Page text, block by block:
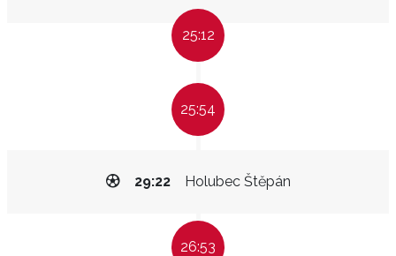
25:12
25:54
Holubec Štěpán
29:22
26:53